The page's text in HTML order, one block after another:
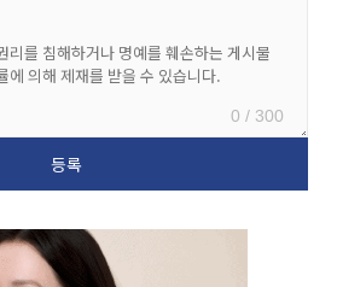
0 / 300